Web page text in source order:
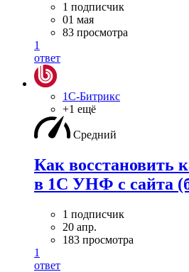
1 подписчик
01 мая
83 просмотра
1
ответ
1С-Битрикс
+1 ещё
Средний
Как восстановить
в 1С УНФ с сайта
1 подписчик
20 апр.
183 просмотра
1
ответ